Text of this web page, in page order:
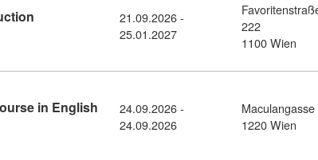
Zertifikatsprogramm Lean Construction Management
21.09.2026 -
25.01.2027
222
1100 Wien
in English
Fire Protection Warden Training Course in English
24.09.2026 -
24.09.2026
1220 Wien